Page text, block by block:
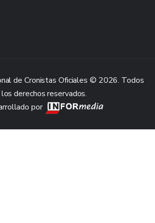
de Cronistas Oficiales © 2026. Todos
los derechos reservados.
por